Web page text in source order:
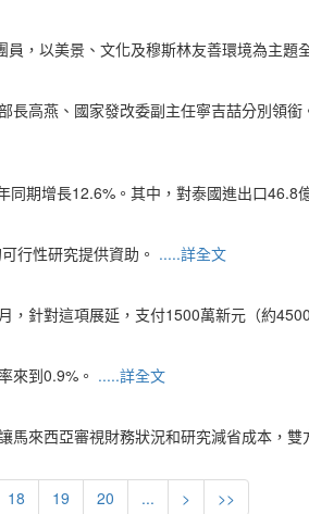
，以美景、文化及穆斯林友善環境為主題
高燕、國家發改委副主任寧吉喆分別領
期增長12.6%。其中，對泰國進出口46.8
行性研究提供資助。 .....詳全文
針對這項展延，支付1500萬新元（約
來到0.9%。 .....詳全文
來西亞審視財務狀況和研究減省成本，雙
18 19 20 ... > >>